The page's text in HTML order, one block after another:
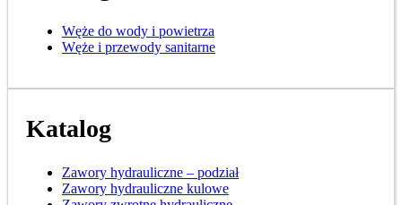
Węże do wody i powietrza
Węże i przewody sanitarne
Katalog
Zawory hydrauliczne – podział
Zawory hydrauliczne kulowe